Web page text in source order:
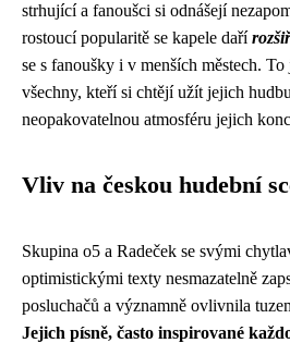
strhující a fanoušci si odnášejí
rostoucí popularitě se kapele daří
se s fanoušky i v menších městech.
všechny, kteří si chtějí užít jejich
neopakovatelnou atmosféru jejich
Vliv na českou hudební
Skupina o5 a Radeček se svými
optimistickými texty nesmazatelně
posluchačů a významně ovlivnila
Jejich písně, často inspirované